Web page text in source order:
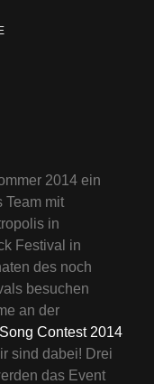
2014 ein
Team mit
in
Festival in
des noch
besuchen
an der
Contest 2014
sind dabei! Drei
das Event